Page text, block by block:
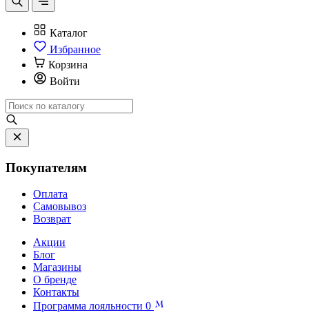
Каталог
Избранное
Корзина
Войти
Покупателям
Оплата
Самовывоз
Возврат
Акции
Блог
Магазины
О бренде
Контакты
Программа лояльности 0